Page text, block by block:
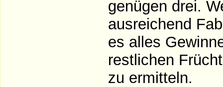
genügen drei.
ausreichend
es alles
restlichen
zu ermitteln.